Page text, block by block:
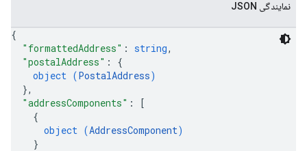
نمایندگی JSON
{
"formattedAddress" : string,
"postalAddress" : {
object (PostalAddress)
},
"addressComponents" :
[
{
object (AddressComponent)
}